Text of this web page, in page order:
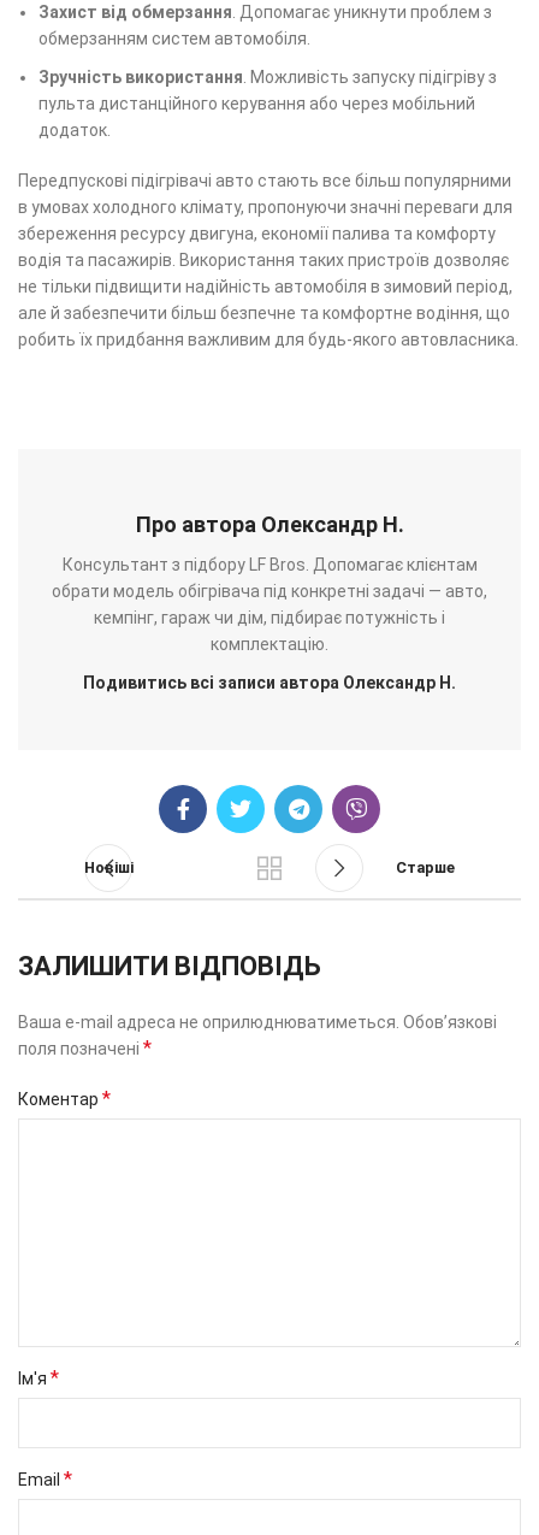
Захист від обмерзання . Допомагає уникнути проблем з
обмерзанням систем автомобіля.
Зручність використання . Можливість запуску підігріву з
пульта дистанційного керування або через мобільний
додаток.
Передпускові підігрівачі авто стають все більш популярними
в умовах холодного клімату, пропонуючи значні переваги для
збереження ресурсу двигуна, економії палива та комфорту
водія та пасажирів. Використання таких пристроїв дозволяє
не тільки підвищити надійність автомобіля в зимовий період,
але й забезпечити більш безпечне та комфортне водіння, що
робить їх придбання важливим для будь-якого автовласника.
Про автора Олександр Н.
Консультант з підбору LF Bros. Допомагає клієнтам
обрати модель обігрівача під конкретні задачі — авто,
кемпінг, гараж чи дім, підбирає потужність і
комплектацію.
Подивитись всі записи автора Олександр Н.
Новіші Старше
ЗАЛИШИТИ ВІДПОВІДЬ
Ваша e-mail адреса не оприлюднюватиметься. Обов’язкові
поля позначені *
Коментар *
Ім'я *
Email *